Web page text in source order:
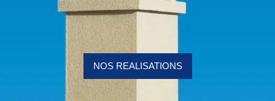
NOS REALISATIONS